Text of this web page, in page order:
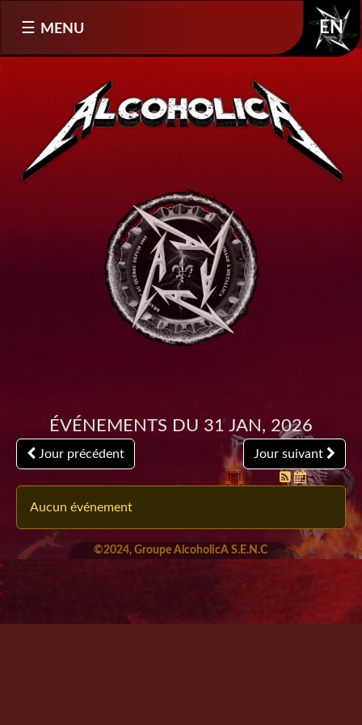
Événements du 31 Jan, 2026
Jour précédent Jour suivant
Aucun événement
©2024, Groupe AlcoholicA S.E.N.C
EN
MENU